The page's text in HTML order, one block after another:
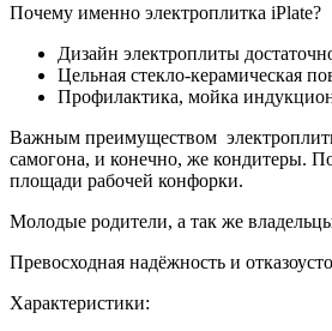
Почему именно электроплитка iPlate?
Дизайн электроплиты
Цельная стекло-керамическая
Профилактика, мойка
Важным преимуществом
самогона, и конечно, же кондитеры.
площади рабочей конфорки.
Молодые родители, а так же
Превосходная надёжность и
Характеристики: